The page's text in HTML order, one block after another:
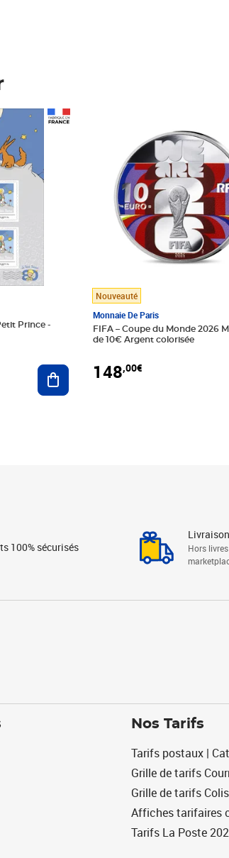
Prince -
Ajouter au panier
Nouveauté
Monnaie De Paris
FIFA – Coupe du Monde 2026
de 10€ Argent colorisée
148,00€
100% sécurisés
Hors
Nos Tarifs
Tarifs postaux |
Grille de tarifs
Grille de tarifs Colis
Affiches tarifaires
Tarifs La Poste